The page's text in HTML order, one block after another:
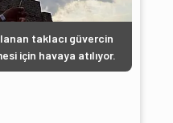
taklacı güvercin
için havaya atılıyor.